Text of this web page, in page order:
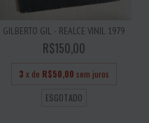
GILBERTO GIL - REALCE VINIL 1979
R$150,00
3 x de R$50,00 sem juros
ESGOTADO